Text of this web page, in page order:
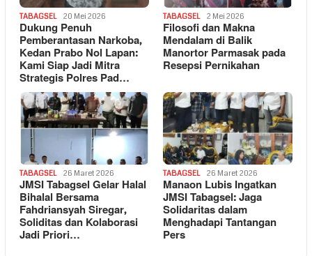
TABAGSEL 20 Mei 2026
Dukung Penuh
Pemberantasan Narkoba,
Kedan Prabo Nol Lapan:
Kami Siap Jadi Mitra
Strategis Polres Pad…
TABAGSEL 2 Mei 2026
Filosofi dan Makna
Mendalam di Balik
Manortor Parmasak pada
Resepsi Pernikahan
TABAGSEL 26 Maret 2026
JMSI Tabagsel Gelar Halal
Bihalal Bersama
Fahdriansyah Siregar,
Soliditas dan Kolaborasi
Jadi Priori…
TABAGSEL 26 Maret 2026
Manaon Lubis Ingatkan
JMSI Tabagsel: Jaga
Solidaritas dalam
Menghadapi Tantangan
Pers